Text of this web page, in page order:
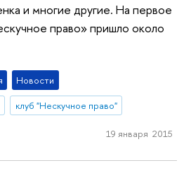
и многие другие. На первое
право» пришло около
Новости
клуб "Нескучное право"
19 января 2015